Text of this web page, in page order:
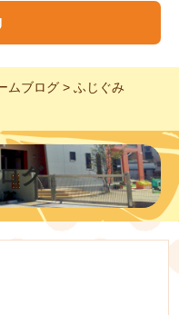
ムブログ > ふじぐみ
グ